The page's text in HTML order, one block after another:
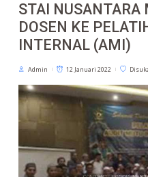
STAI NUSANTARA
DOSEN KE
INTERNAL (AMI)
Admin 12 Januari 2022